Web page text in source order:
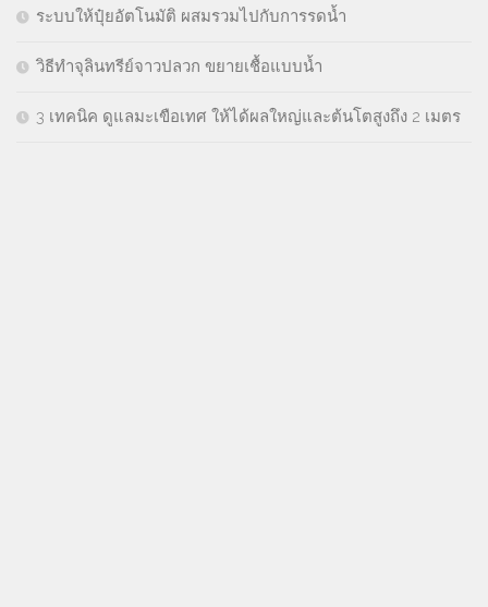
ระบบให้ปุ๋ยอัตโนมัติ ผสมรวมไปกับการรดน้ำ
วิธีทำจุลินทรีย์จาวปลวก ขยายเชื้อแบบน้ำ
3 เทคนิค ดูแลมะเขือเทศ ให้ได้ผลใหญ่และต้นโตสูงถึง 2 เมตร